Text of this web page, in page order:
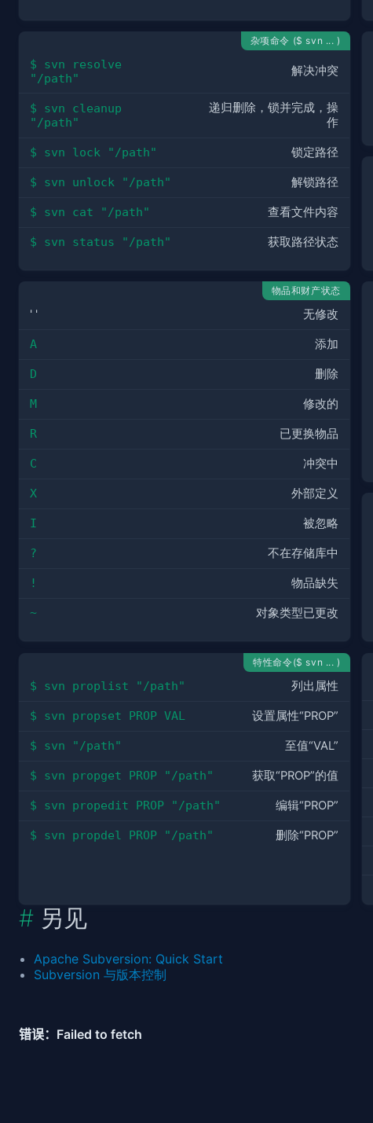
杂项命令 ($ svn ... )
$ svn resolve
"/path"
解决冲突
$ svn cleanup
"/path"
递归删除，锁并完成，操
作
$ svn lock "/path" 锁定路径
$ svn unlock "/path" 解锁路径
$ svn cat "/path" 查看文件内容
$ svn status "/path" 获取路径状态
物品和财产状态
' ' 无修改
A 添加
D 删除
M 修改的
R 已更换物品
C 冲突中
X 外部定义
I 被忽略
? 不在存储库中
! 物品缺失
~ 对象类型已更改
特性命令($ svn ... )
$ svn proplist "/path" 列出属性
$ svn propset PROP VAL 设置属性“PROP”
$ svn "/path" 至值“VAL”
$ svn propget PROP "/path" 获取“PROP”的值
$ svn propedit PROP "/path" 编辑“PROP”
$ svn propdel PROP "/path" 删除“PROP”
另见
Apache Subversion: Quick Start
Subversion 与版本控制